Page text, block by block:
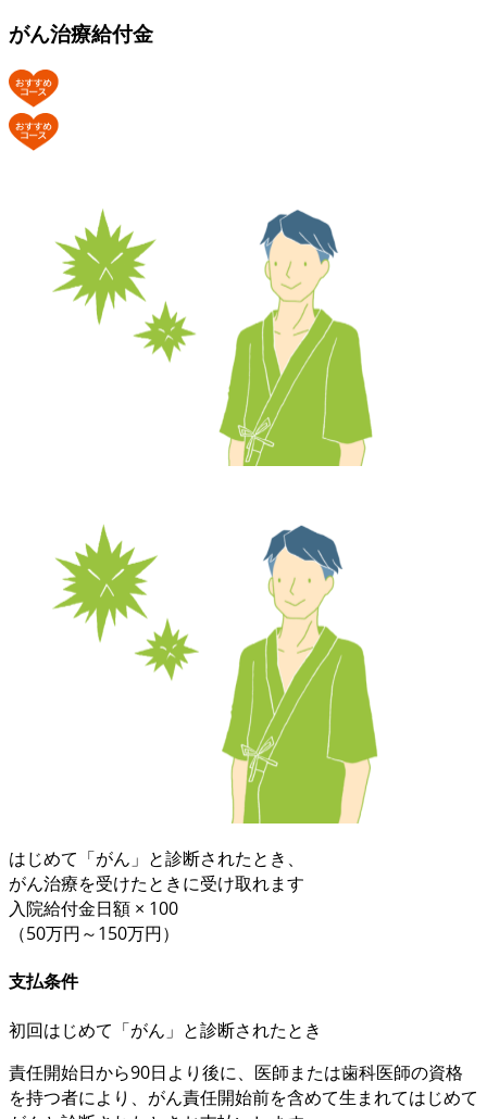
がん治療給付金
はじめて「がん」と診断されたとき、
がん治療を受けたときに受け取れます
入院給付金日額 × 100
（50万円～150万円）
支払条件
初回はじめて「がん」と診断されたとき
責任開始日から90日より後に、医師または歯科医師の資格
を持つ者により、がん責任開始前を含めて生まれてはじめて